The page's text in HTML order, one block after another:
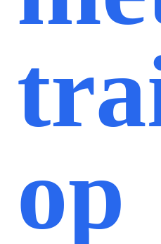
op